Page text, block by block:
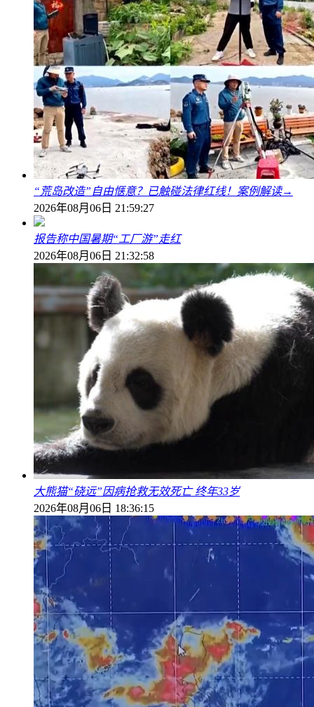
“荒岛改造”自由惬意？已触碰法律红线！案例解读→
2026年08月06日 21:59:27
报告称中国暑期“工厂游”走红
2026年08月06日 21:32:58
大熊猫“硗远”因病抢救无效死亡 终年33岁
2026年08月06日 18:36:15